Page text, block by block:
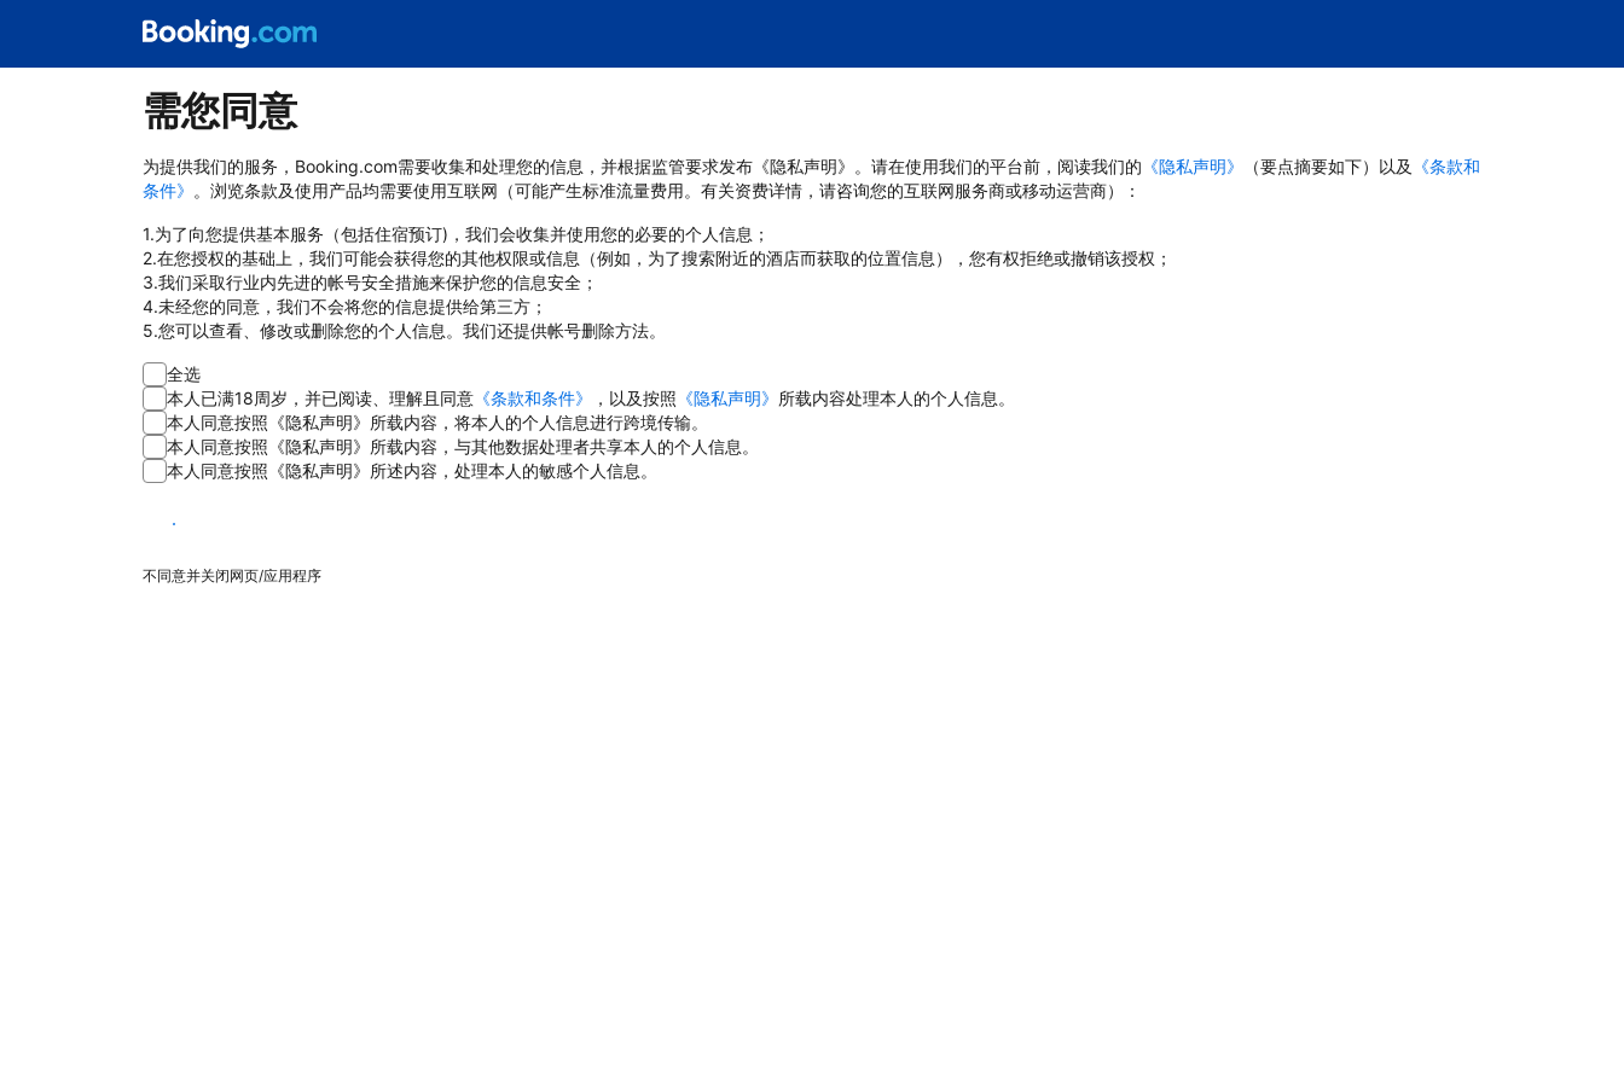
需您同意
为提供我们的服务，Booking.com需要收集和处理您的信息，并根据监管要求发布《隐私声明》。请在使用我们的平台前，阅读我们的 《隐私声明》 （要点摘要如下）以及 《条款和
条件》 。浏览条款及使用产品均需要使用互联网（可能产生标准流量费用。有关资费详情，请咨询您的互联网服务商或移动运营商）：
1.为了向您提供基本服务（包括住宿预订)，我们会收集并使用您的必要的个人信息；
2.在您授权的基础上，我们可能会获得您的其他权限或信息（例如，为了搜索附近的酒店而获取的位置信息），您有权拒绝或撤销该授权；
3.我们采取行业内先进的帐号安全措施来保护您的信息安全；
4.未经您的同意，我们不会将您的信息提供给第三方；
5.您可以查看、修改或删除您的个人信息。我们还提供帐号删除方法。
全选
本人已满18周岁，并已阅读、理解且同意 《条款和条件》 ，以及按照 《隐私声明》 所载内容处理本人的个人信息。
本人同意按照《隐私声明》所载内容，将本人的个人信息进行跨境传输。
本人同意按照《隐私声明》所载内容，与其他数据处理者共享本人的个人信息。
本人同意按照《隐私声明》所述内容，处理本人的敏感个人信息。
同意
不同意并关闭网页/应用程序